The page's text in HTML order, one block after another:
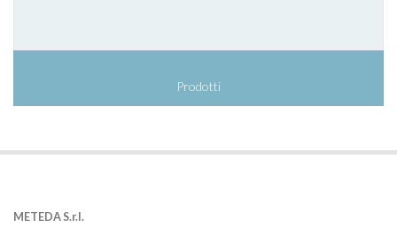
Prodotti
METEDA S.r.l.